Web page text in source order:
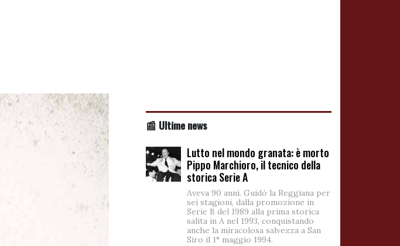
📰 Ultime news
Lutto nel mondo granata: è morto
Pippo Marchioro, il tecnico della
storica Serie A
Aveva 90 anni. Guidò la Reggiana per
sei stagioni, dalla promozione in
Serie B del 1989 alla prima storica
salita in A nel 1993, conquistando
anche la miracolosa salvezza a San
Siro il 1° maggio 1994.